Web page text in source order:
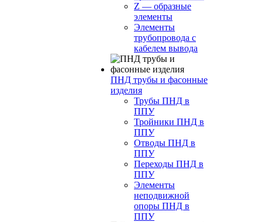
Z — образные
элементы
Элементы
трубопровода с
кабелем вывода
ПНД трубы и фасонные
изделия
Трубы ПНД в
ППУ
Тройники ПНД в
ППУ
Отводы ПНД в
ППУ
Переходы ПНД в
ППУ
Элементы
неподвижной
опоры ПНД в
ППУ